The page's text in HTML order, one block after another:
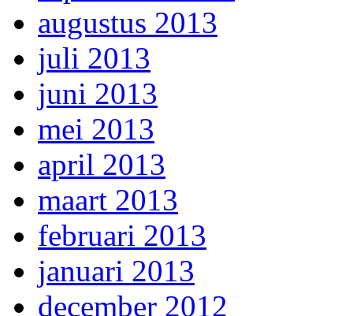
augustus 2013
juli 2013
juni 2013
mei 2013
april 2013
maart 2013
februari 2013
januari 2013
december 2012